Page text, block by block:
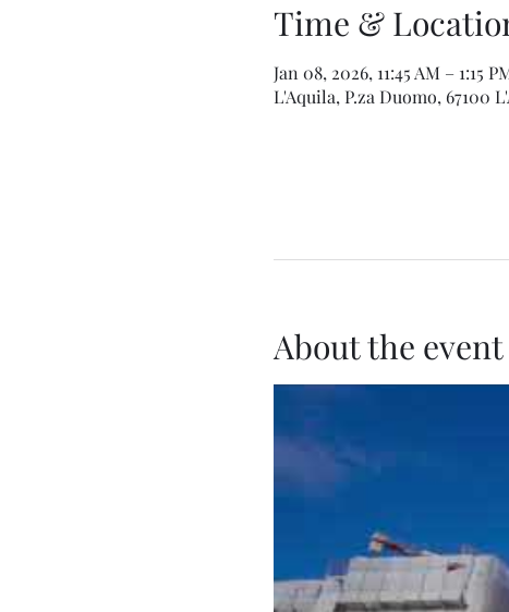
Time &
Jan 08, 2026, 11:45 AM – 1:15
L'Aquila, P.za Duomo, 67100
About the event